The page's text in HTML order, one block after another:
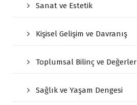
Sanat ve Estetik
Kişisel Gelişim ve Davranış
Toplumsal Bilinç ve Değerler
Sağlık ve Yaşam Dengesi